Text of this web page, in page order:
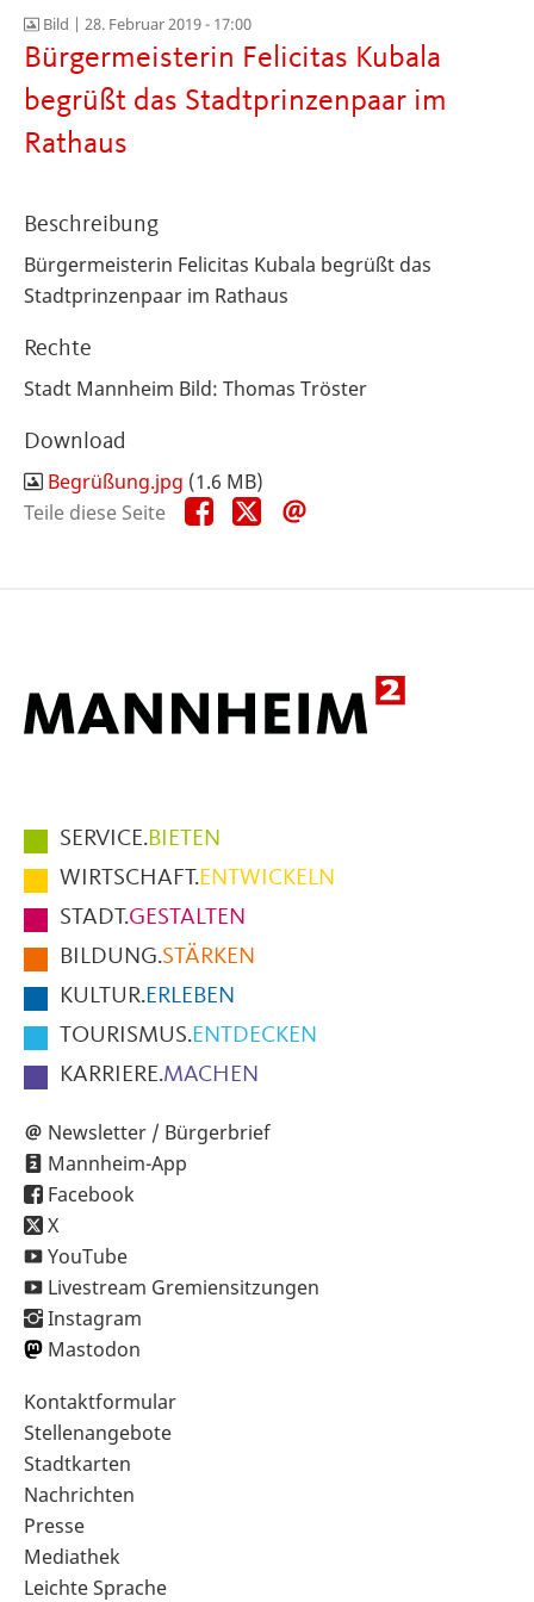
Bild | 28. Februar 2019 - 17:00
Bürgermeisterin Felicitas Kubala
begrüßt das Stadtprinzenpaar im
Rathaus
Beschreibung
Bürgermeisterin Felicitas Kubala begrüßt das
Stadtprinzenpaar im Rathaus
Rechte
Stadt Mannheim Bild: Thomas Tröster
Download
Begrüßung.jpg (1.6 MB)
Teile diese Seite
Teile
diese
Teile
diese
Hauptmenüpunkte
im
Fußbereich
der
Seite
SERVICE.BIETEN
WIRTSCHAFT.ENTWICKELN
STADT.GESTALTEN
BILDUNG.STÄRKEN
KULTUR.ERLEBEN
TOURISMUS.ENTDECKEN
KARRIERE.MACHEN
Newsletter / Bürgerbrief
Mannheim-App
Facebook
X
YouTube
Livestream Gremiensitzungen
Instagram
Mastodon
Sekundärnavigation
im
Fußbereich
Kontaktformular
Stellenangebote
Stadtkarten
Nachrichten
Presse
Mediathek
Leichte Sprache